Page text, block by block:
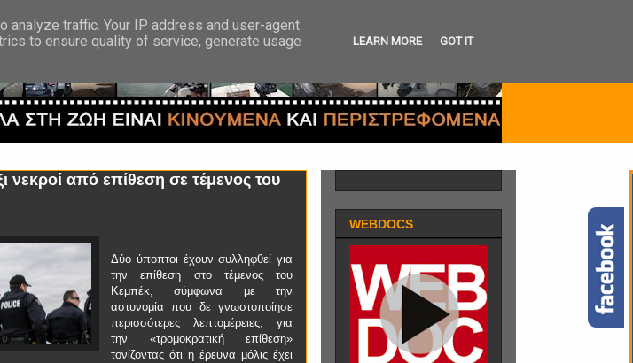
νεκροί από επίθεση σε τέμενος του
Δύο ύποπτοι έχουν συλληφθεί για
την επίθεση στο τέμενος του
Κεμπέκ, σύμφωνα με την
αστυνομία που δε γνωστοποίησε
περισσότερες λεπτομέρειες, για
την «τρομοκρατική επίθεση»
τονίζοντας ότι η έρευνα μόλις έχει
WEBDOCS
traffic. Your IP address and user-agent
to ensure quality of service, generate usage
LEARN MORE GOT IT